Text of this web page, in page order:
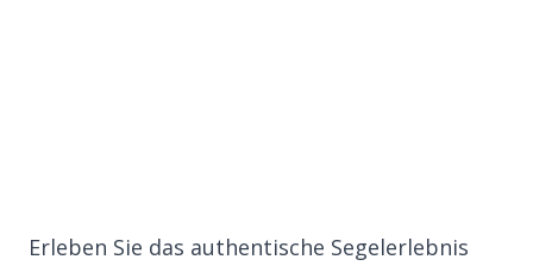
Erleben Sie das authentische Segelerlebnis